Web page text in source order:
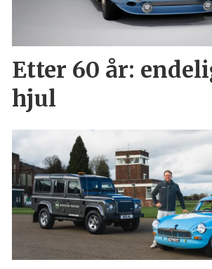
Etter 60 år:
hjul